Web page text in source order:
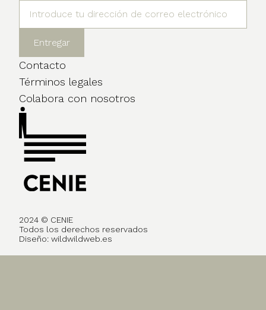
Contacto
Términos legales
Colabora con nosotros
2024 © CENIE
Todos los derechos reservados
Diseño: wildwildweb.es